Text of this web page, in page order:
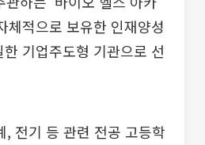
체적으로 보유한 인재양성
기업주도형 기관으로 선
전기 등 관련 전공 고등학